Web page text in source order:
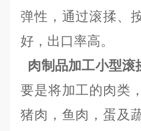
弹性，通过滚揉、
好，出口率高。
肉制品加工小型滚
要是将加工的肉类
猪肉，鱼肉，蛋及